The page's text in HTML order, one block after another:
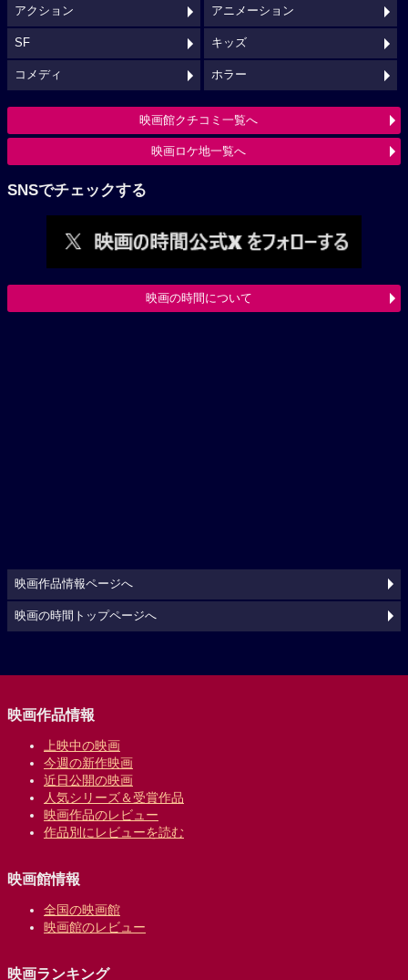
アクション アニメーション
SF キッズ
コメディ ホラー
映画館クチコミ一覧へ
映画ロケ地一覧へ
SNSでチェックする
映画の時間について
映画作品情報ページへ
映画の時間トップページへ
映画作品情報
上映中の映画
今週の新作映画
近日公開の映画
人気シリーズ＆受賞作品
映画作品のレビュー
作品別にレビューを読む
映画館情報
全国の映画館
映画館のレビュー
映画ランキング